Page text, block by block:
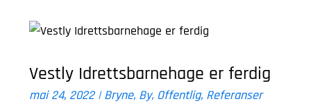
Vestly Idrettsbarnehage er ferdig
mai 24, 2022|Bryne, By, Offentlig, Referanser